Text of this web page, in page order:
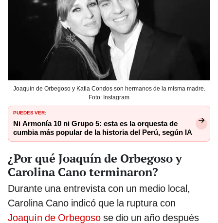
Joaquín de Orbegoso y Katia Condos son hermanos de la misma madre.
Foto: Instagram
PUEDES VER:
Ni Armonía 10 ni Grupo 5: esta es la orquesta de
cumbia más popular de la historia del Perú, según IA
¿Por qué Joaquín de Orbegoso y
Carolina Cano terminaron?
Durante una entrevista con un medio local,
Carolina Cano indicó que la ruptura con
Joaquín de Orbegoso se dio un año después